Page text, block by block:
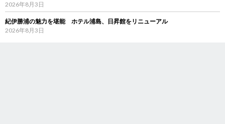
2026年8月3日
紀伊勝浦の魅力を堪能 ホテル浦島、日昇館をリニューアル
2026年8月3日